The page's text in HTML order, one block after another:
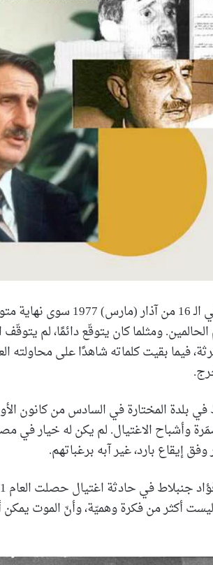
لم يكن اغتياله في الـ 16
ومثلما كان يتوقّع دائمًا، لم
فيما بقيت كلماته شاهدًا على
وأشباح الاغتيال. لم يكن له خيار في
إيقاع بارد، غير آبه برغباتهم.
ليست أكثر من فكرة وهميّة، وأنّ الموت